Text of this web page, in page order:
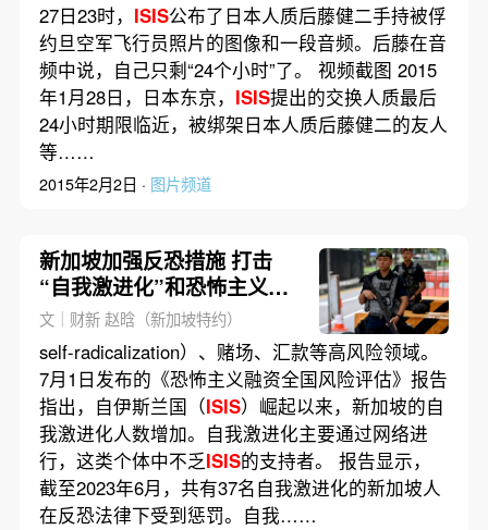
27日23时， ISIS公布了日本人质后藤健二手持被俘
约旦空军飞行员照片的图像和一段音频。后藤在音
频中说，自己只剩“24个小时”了。 视频截图 2015
年1月28日，日本东京， ISIS提出的交换人质最后
24小时期限临近，被绑架日本人质后藤健二的友人
等……
2015年2月2日 · 图片频道
新加坡加强反恐措施 打击
“自我激进化”和恐怖主义融
资
文｜财新 赵晗（新加坡特约）
self-radicalization）、赌场、汇款等高风险领域。
7月1日发布的《恐怖主义融资全国风险评估》报告
指出，自伊斯兰国（ISIS）崛起以来，新加坡的自
我激进化人数增加。自我激进化主要通过网络进
行，这类个体中不乏ISIS的支持者。 报告显示，
截至2023年6月，共有37名自我激进化的新加坡人
在反恐法律下受到惩罚。自我……